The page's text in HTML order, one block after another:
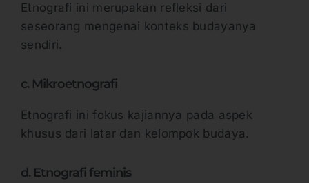
Etnografi ini merupakan refleksi dari
seseorang mengenai konteks budayanya
sendiri.
c. Mikroetnografi
Etnografi ini fokus kajiannya pada aspek
khusus dari latar dan kelompok budaya.
d. Etnografi feminis